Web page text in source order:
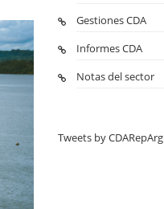
Gestiones CDA
Informes CDA
Notas del sector
Tweets by CDARepArg